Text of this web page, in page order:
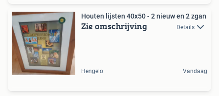
Houten lijsten 40x50 - 2 nieuw en 2 zgan
Zie omschrijving Details
Hengelo Vandaag